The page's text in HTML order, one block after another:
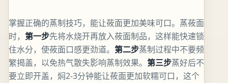
掌握正确的蒸制技巧，能让莜面更加美味可口。蒸莜面
时， 第一步先将水烧开再放入莜面制品，这样能快速锁
住水分，使莜面口感更劲道。 第二步蒸制过程中不要频
繁揭盖，以免热气散失影响蒸制效果。 第三步蒸好后不
要立即开盖，焖2-3分钟能让莜面更加软糯可口，这个